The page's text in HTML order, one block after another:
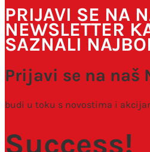
PRIJAVI SE NA
NEWSLETTER
SAZNALI
Prijavi se na naš
budi u toku s novostima i
Success!